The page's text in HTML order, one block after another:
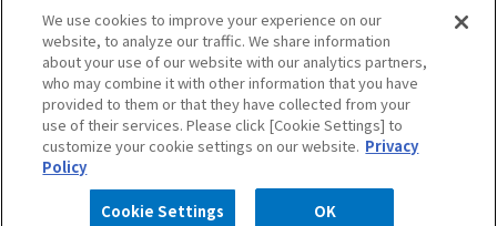
三菱ガス化学 SNSポリシー
ご利用規程
ウェブアクセシビリティ方針
適格請求書発行事業者登録番号のお知らせ
Copyright © MITSUBISHI GAS CHEMICAL COMPANY, INC. All rights reserved.
We use cookies to improve your experience on our
website, to analyze our traffic. We share information
about your use of our website with our analytics partners,
who may combine it with other information that you have
provided to them or that they have collected from your
use of their services. Please click [Cookie Settings] to
customize your cookie settings on our website. Privacy
Policy
Cookie Settings OK